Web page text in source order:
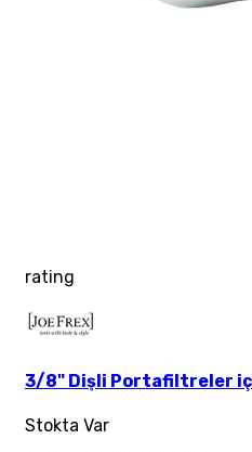
rating
3/8" Dişli Portafiltreler
Stokta Var